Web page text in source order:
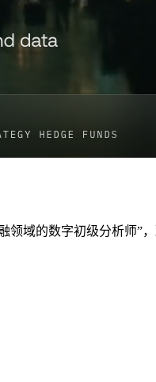
领域的数字初级分析师”